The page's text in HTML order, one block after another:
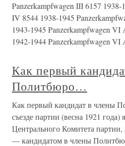
Panzerkampfwagen III 6157 1938-
IV 8544 1938-1945
1943-1945 Panzerkampfwagen
1942-1944 Panzerkampfwagen
Как первый
Политбюро…
Как первый кандидат в члены
съезде партии (весна 1921
Центрального Комитета
— кандидатом в члены